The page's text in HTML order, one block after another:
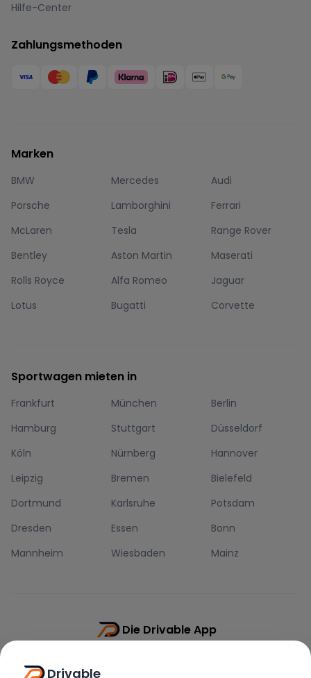
Hilfe-Center
Zahlungsmethoden
Marken
BMW Mercedes
Audi
Porsche
Lamborghini
Ferrari
McLaren
Tesla
Range Rover
Bentley
Aston Martin
Maserati
Rolls Royce
Alfa Romeo
Jaguar
Lotus
Bugatti Corvette
Sportwagen mieten in
Frankfurt München
Berlin
Hamburg
Stuttgart
Düsseldorf
Köln
Nürnberg
Hannover
Leipzig
Bremen
Bielefeld
Dortmund
Karlsruhe
Potsdam
Dresden
Essen
Bonn
Mannheim
Wiesbaden Mainz
Die Drivable App
Drivable